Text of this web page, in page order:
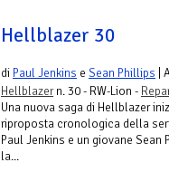
Hellblazer 30
di Paul Jenkins e Sean Phillips |
Hellblazern. 30 - RW-Lion -
Una nuova saga di Hellblazer
riproposta cronologica della
Paul Jenkins e un giovane
la...